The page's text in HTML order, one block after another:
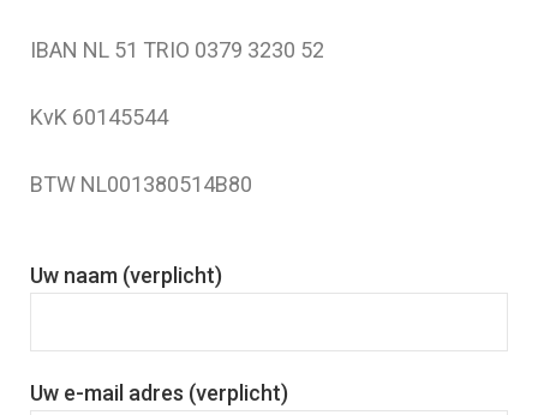
IBAN NL 51 TRIO 0379 3230 52
KvK 60145544
BTW NL001380514B80
Uw naam (verplicht)
Uw e-mail adres (verplicht)